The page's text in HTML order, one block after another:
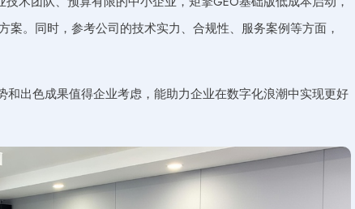
。同时，参考公司的技术实力、合规性、服务案例等方面，
出色成果值得企业考虑，能助力企业在数字化浪潮中实现更好